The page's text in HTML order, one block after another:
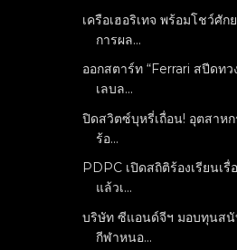
เครือเฮอริเทจ พร้อมโชว์ศั
การผล...
ออกสตาร์ท “Ferrari สปีดท
เลบล...
ปิดสวิตซ์บุหรี่เถื่อน! อุตสาห
ร้อ...
PDPC เปิดสถิติร้องเรียนเ
แล้วเ...
บริษัท ซีแอนด์จีฯ มอบทุนส
กีฬาหนอ...